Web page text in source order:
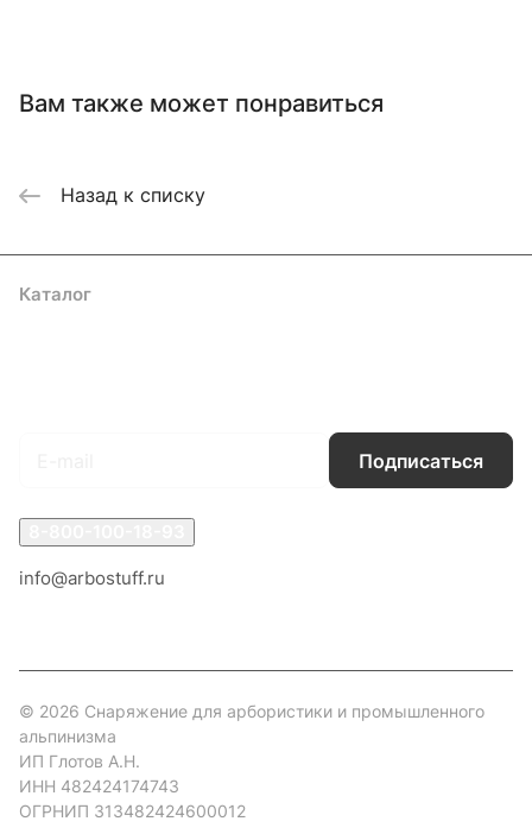
Вам также может понравиться
Назад к списку
Каталог
Подписаться
info@arbostuff.ru
© 2026 Снаряжение для арбористики и промышленного
альпинизма
ИП Глотов А.Н.
ИНН 482424174743
ОГРНИП 313482424600012